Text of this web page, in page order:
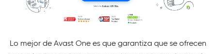
Lo mejor de Avast One es que garantiza que se ofrecen